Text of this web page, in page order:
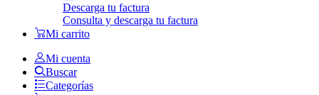
Descarga tu factura
Consulta y descarga tu factura
Mi carrito
Mi cuenta
Buscar
Categorías